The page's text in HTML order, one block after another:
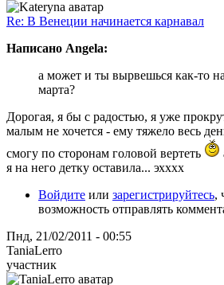
Re: В Венеции начинается карнавал
Написано Angela:
а может и ты вырвешься как-то
марта?
Дорогая, я бы с радостью, я уже
малым не хочется - ему тяжело весь
смогу по сторонам головой вертеть
я на него детку оставила... эхххх
Войдите или зарегистрируйтесь,
возможность отправлять
Пнд, 21/02/2011 - 00:55
TaniaLerro
участник